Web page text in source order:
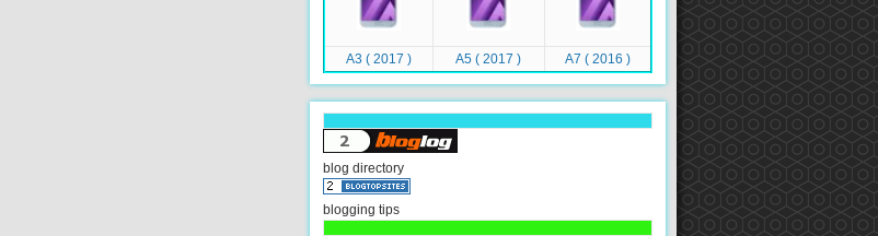
A3 ( 2017 ) A5 ( 2017 ) A7 ( 2016 )
blog directory
blogging tips